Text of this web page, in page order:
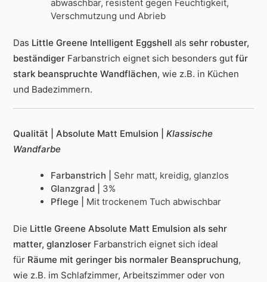
abwaschbar, resistent gegen Feuchtigkeit,
Verschmutzung und Abrieb
Das Little Greene Intelligent Eggshell als sehr robuster,
beständiger Farbanstrich eignet sich besonders gut für
stark beanspruchte Wandflächen, wie z.B. in Küchen
und Badezimmern.
Qualität | Absolute Matt Emulsion | Klassische
Wandfarbe
Farbanstrich | Sehr matt, kreidig, glanzlos
Glanzgrad | 3%
Pflege | Mit trockenem Tuch abwischbar
Die Little Greene Absolute Matt Emulsion als sehr
matter, glanzloser Farbanstrich eignet sich ideal
für Räume mit geringer bis normaler Beanspruchung,
wie z.B. im Schlafzimmer, Arbeitszimmer oder von